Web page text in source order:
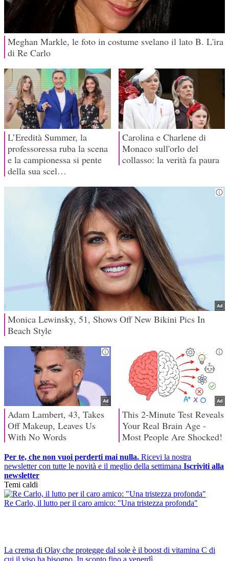
Per te, che non vuoi perderti mai nulla. Ricevi la nostra
newsletter con tutte le novità e il meglio della settimana Iscriviti alla
newsletter
Temi caldi
Re Carlo, il lutto per il caro amico: "Una tristezza profonda"
La crema di Olay che protegge dal sole è il boost di vitamina C di